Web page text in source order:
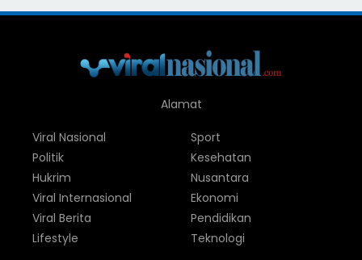
Alamat
Viral Nasional
Politik
Hukrim
Viral Internasional
Viral Berita
Lifestyle
Sport
Kesehatan
Nusantara
Ekonomi
Pendidikan
Teknologi